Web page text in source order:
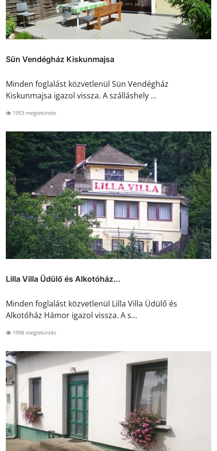
Sün Vendégház Kiskunmajsa
Minden foglalást közvetlenül Sün Vendégház
Kiskunmajsa igazol vissza. A szálláshely ...
1953 megtekintés
Lilla Villa Üdülő és Alkotóház...
Minden foglalást közvetlenül Lilla Villa Üdülő és
Alkotóház Hámor igazol vissza. A s...
1998 megtekintés